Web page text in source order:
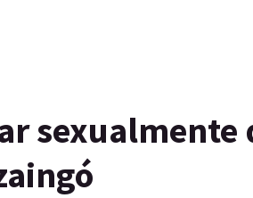
sexualmente